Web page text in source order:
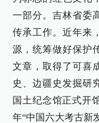
一部分。吉林省委
传承工作。近年来
源，统筹做好保护
文章，取得了可喜
史、边疆史发掘研
国土纪念馆正式开
年“中国六大考古新